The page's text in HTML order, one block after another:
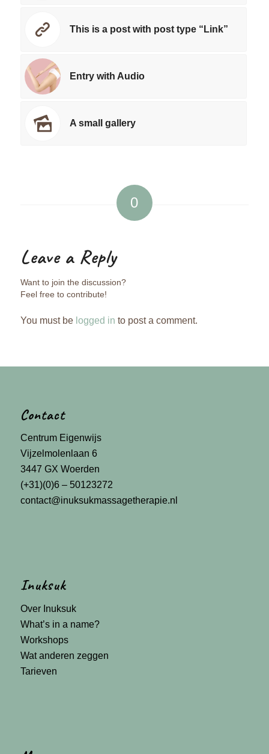
This is a post with post type “Link”
Entry with Audio
A small gallery
0
Leave a Reply
Want to join the discussion?
Feel free to contribute!
You must be logged in to post a comment.
Contact
Centrum Eigenwijs
Vijzelmolenlaan 6
3447 GX Woerden
(+31)(0)6 – 50123272
contact@inuksukmassagetherapie.nl
Inuksuk
Over Inuksuk
What’s in a name?
Workshops
Wat anderen zeggen
Tarieven